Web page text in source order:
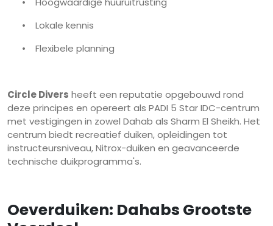
•
Lokale kennis
•
Flexibele planning
Circle Divers heeft een reputatie opgebouwd rond
deze principes en opereert als PADI 5 Star IDC-centrum
met vestigingen in zowel Dahab als Sharm El Sheikh. Het
centrum biedt recreatief duiken, opleidingen tot
instructeursniveau, Nitrox-duiken en geavanceerde
technische duikprogramma's.
Oeverduiken: Dahabs Grootste